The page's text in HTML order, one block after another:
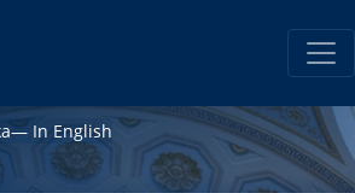
― In English